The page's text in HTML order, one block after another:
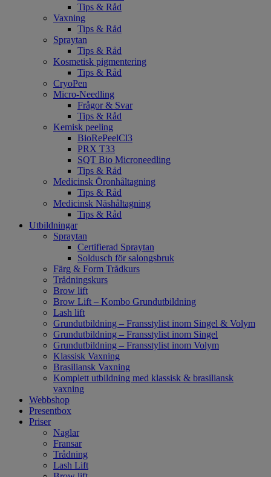
Tips & Råd
Vaxning
Tips & Råd
Spraytan
Tips & Råd
Kosmetisk pigmentering
Tips & Råd
CryoPen
Micro-Needling
Frågor & Svar
Tips & Råd
Kemisk peeling
BioRePeelCl3
PRX T33
SQT Bio Microneedling
Tips & Råd
Medicinsk Öronhåltagning
Tips & Råd
Medicinsk Näshåltagning
Tips & Råd
Utbildningar
Spraytan
Certifierad Spraytan
Soldusch för salongsbruk
Färg & Form Trådkurs
Trådningskurs
Brow lift
Brow Lift – Kombo Grundutbildning
Lash lift
Grundutbildning – Fransstylist inom Singel & Volym
Grundutbildning – Fransstylist inom Singel
Grundutbildning – Fransstylist inom Volym
Klassisk Vaxning
Brasiliansk Vaxning
Komplett utbildning med klassisk & brasiliansk
vaxning
Webbshop
Presentbox
Priser
Naglar
Fransar
Trådning
Lash Lift